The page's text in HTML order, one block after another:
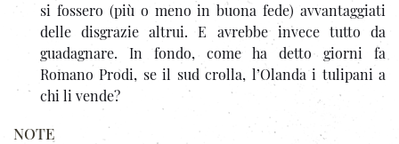
si fossero (più o meno in buona fede) avvantaggiati
delle disgrazie altrui. E avrebbe invece tutto da
guadagnare. In fondo, come ha detto giorni fa
Romano Prodi, se il sud crolla, l’Olanda i tulipani a
chi li vende?
NOTE